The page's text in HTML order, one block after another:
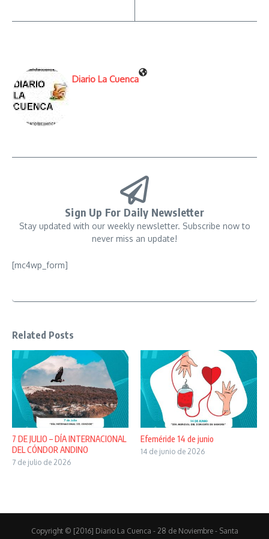
Diario La Cuenca
Sign Up For Daily Newsletter
Stay updated with our weekly newsletter. Subscribe now to
never miss an update!
[mc4wp_form]
Related Posts
7 DE JULIO – DÍA INTERNACIONAL
DEL CÓNDOR ANDINO
7 de julio de 2026
Efeméride 14 de junio
14 de junio de 2026
Copyright © [2016] Diario La Cuenca - 28 de Noviembre - Santa